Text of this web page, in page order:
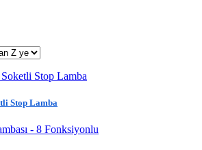
Stop Lamba